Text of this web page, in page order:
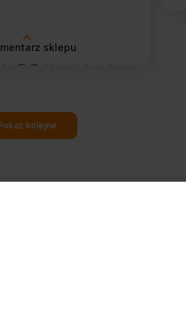
sklepu
🙂 Takie opinie od
kolejne